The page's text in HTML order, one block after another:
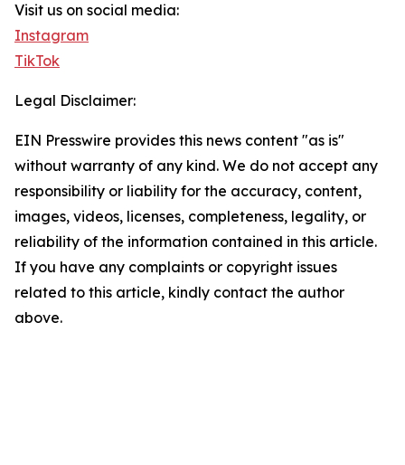
Visit us on social media:
Instagram
TikTok
Legal Disclaimer:
EIN Presswire provides this news content "as is"
without warranty of any kind. We do not accept any
responsibility or liability for the accuracy, content,
images, videos, licenses, completeness, legality, or
reliability of the information contained in this article.
If you have any complaints or copyright issues
related to this article, kindly contact the author
above.